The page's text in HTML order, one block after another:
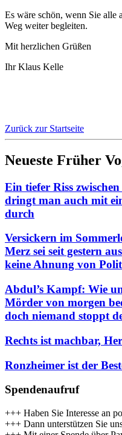
Es wäre schön, wenn Sie alle
Weg weiter begleiten.
Mit herzlichen Grüßen
Ihr Klaus Kelle
Zurück zur Startseite
Neueste Früher
Ein tiefer Riss
dringt man auch mit
durch
Versickern im
Merz sei seit gestern
keine Ahnung von
Abdul’s Kampf: Wie
Mörder von morgen
doch niemand stoppt
Rechts ist machbar,
Ronzheimer ist der
Spendenaufruf
+++ Haben Sie Interesse an
+++ Dann unterstützen Sie